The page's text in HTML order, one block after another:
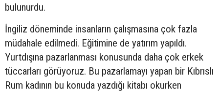
bulunurdu.
İngiliz döneminde insanların çalışmasına çok fazla
müdahale edilmedi. Eğitimine de yatırım yapıldı.
Yurtdışına pazarlanması konusunda daha çok erkek
tüccarları görüyoruz. Bu pazarlamayı yapan bir Kıbrıslı
Rum kadının bu konuda yazdığı kitabı okurken